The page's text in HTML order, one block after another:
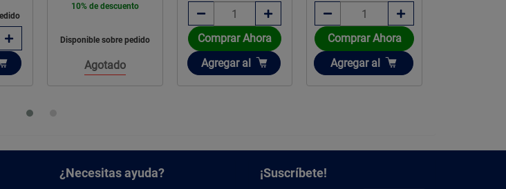
10% de descuento
Disponible sobre pedido
Agotado
Comprar Ahora
Añadir
Agregar al
Comprar Ahora
Añadir
Agregar al
¿Necesitas ayuda? ¡Suscríbete!